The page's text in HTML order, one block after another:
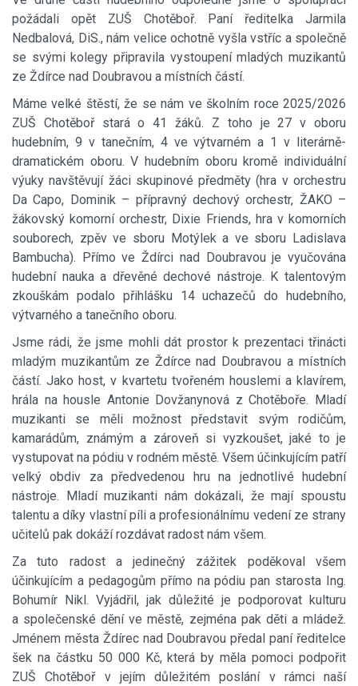
požádali opět ZUŠ Chotěboř. Paní ředitelka Jarmila
Nedbalová, DiS., nám velice ochotně vyšla vstříc a společně
se svými kolegy připravila vystoupení mladých muzikantů
ze Ždírce nad Doubravou a místních částí.
Máme velké štěstí, že se nám ve školním roce 2025/2026
ZUŠ Chotěboř stará o 41 žáků. Z toho je 27 v oboru
hudebním, 9 v tanečním, 4 ve výtvarném a 1 v literárně-
dramatickém oboru. V hudebním oboru kromě individuální
výuky navštěvují žáci skupinové předměty (hra v orchestru
Da Capo, Dominik – přípravný dechový orchestr, ŽAKO –
žákovský komorní orchestr, Dixie Friends, hra v komorních
souborech, zpěv ve sboru Motýlek a ve sboru Ladislava
Bambucha). Přímo ve Ždírci nad Doubravou je vyučována
hudební nauka a dřevěné dechové nástroje. K talentovým
zkouškám podalo přihlášku 14 uchazečů do hudebního,
výtvarného a tanečního oboru.
Jsme rádi, že jsme mohli dát prostor k prezentaci třinácti
mladým muzikantům ze Ždírce nad Doubravou a místních
částí. Jako host, v kvartetu tvořeném houslemi a klavírem,
hrála na housle Antonie Dovžanynová z Chotěboře. Mladí
muzikanti se měli možnost představit svým rodičům,
kamarádům, známým a zároveň si vyzkoušet, jaké to je
vystupovat na pódiu v rodném městě. Všem účinkujícím patří
velký obdiv za předvedenou hru na jednotlivé hudební
nástroje. Mladí muzikanti nám dokázali, že mají spoustu
talentu a díky vlastní píli a profesionálnímu vedení ze strany
učitelů pak dokáží rozdávat radost nám všem.
Za tuto radost a jedinečný zážitek poděkoval všem
účinkujícím a pedagogům přímo na pódiu pan starosta Ing.
Bohumír Nikl. Vyjádřil, jak důležité je podporovat kulturu
a společenské dění ve městě, zejména pak děti a mládež.
Jménem města Ždírec nad Doubravou předal paní ředitelce
šek na částku 50 000 Kč, která by měla pomoci podpořit
ZUŠ Chotěboř v jejím důležitém poslání v rámci naší